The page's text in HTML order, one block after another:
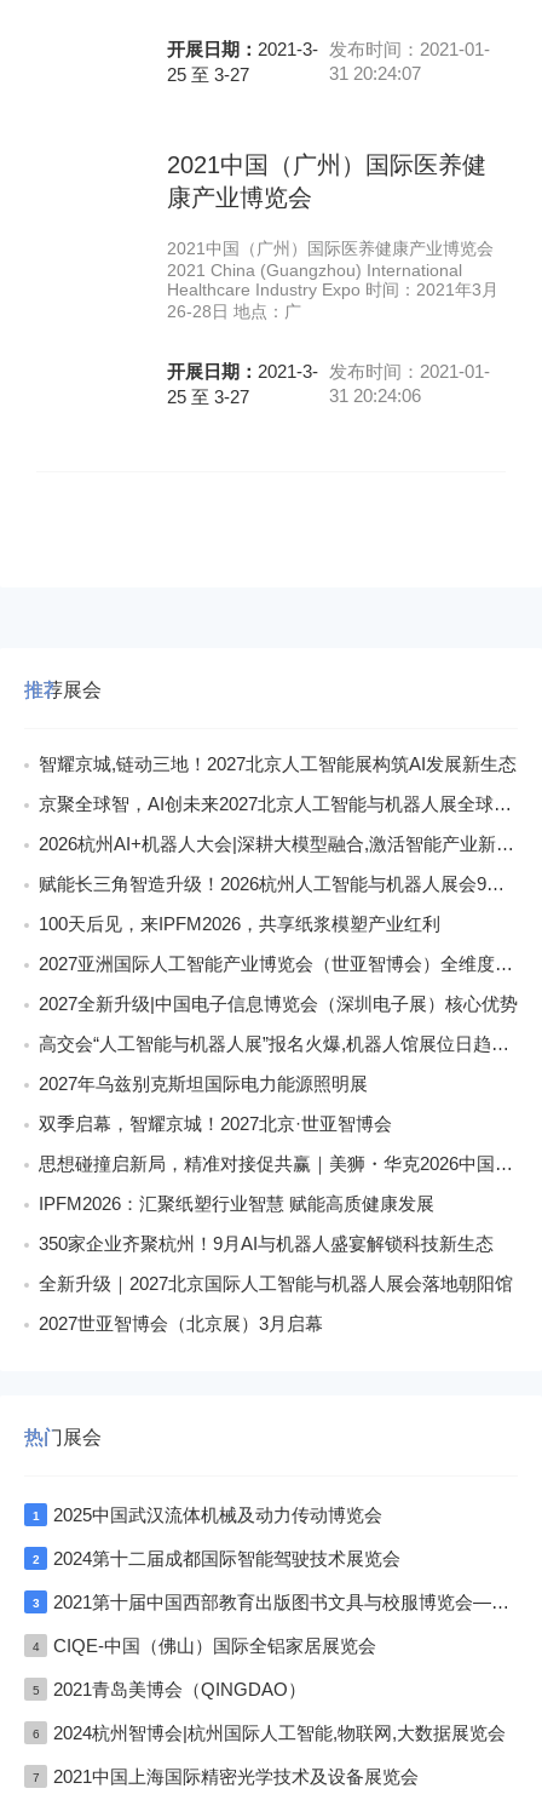
开展日期： 2021-3-
25 至 3-27
发布时间：2021-01-
31 20:24:07
2021中国（广州）国际医养健
康产业博览会
2021中国（广州）国际医养健康产业博览会
2021 China (Guangzhou) International
Healthcare Industry Expo 时间：2021年3月
26-28日 地点：广
开展日期： 2021-3-
25 至 3-27
发布时间：2021-01-
31 20:24:06
推荐展会
智耀京城,链动三地！2027北京人工智能展构筑AI发展新生态
京聚全球智，AI创未来2027北京人工智能与机器人展全球启动
2026杭州AI+机器人大会|深耕大模型融合,激活智能产业新动能
赋能长三角智造升级！2026杭州人工智能与机器人展会9月启幕
100天后见，来IPFM2026，共享纸浆模塑产业红利
2027亚洲国际人工智能产业博览会（世亚智博会）全维度介绍
2027全新升级|中国电子信息博览会（深圳电子展）核心优势
高交会“人工智能与机器人展”报名火爆,机器人馆展位日趋稀缺
2027年乌兹别克斯坦国际电力能源照明展
双季启幕，智耀京城！2027北京·世亚智博会
思想碰撞启新局，精准对接促共赢｜美狮・华克2026中国餐饮包装创新发展大会圆满收官
IPFM2026：汇聚纸塑行业智慧 赋能高质健康发展
350家企业齐聚杭州！9月AI与机器人盛宴解锁科技新生态
全新升级｜2027北京国际人工智能与机器人展会落地朝阳馆
2027世亚智博会（北京展）3月启幕
热门展会
1 2025中国武汉流体机械及动力传动博览会
2 2024第十二届成都国际智能驾驶技术展览会
3 2021第十届中国西部教育出版图书文具与校服博览会—成渝双城展
4 CIQE-中国（佛山）国际全铝家居展览会
5 2021青岛美博会（QINGDAO）
6 2024杭州智博会|杭州国际人工智能,物联网,大数据展览会
7 2021中国上海国际精密光学技术及设备展览会